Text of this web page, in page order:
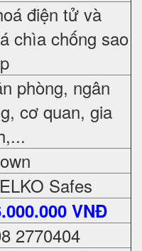
điện tử và
chìa chống sao
phòng, ngân
cơ quan, gia
Safes
VNĐ
2770404